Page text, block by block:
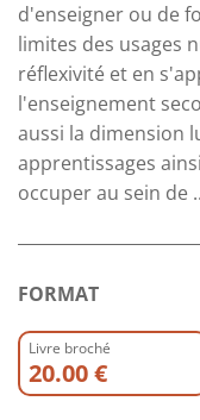
d'enseigner ou de
limites des usages
réflexivité et en
l'enseignement
aussi la dimension
apprentissages
occuper au sein de
FORMAT
Livre broché
20.00 €